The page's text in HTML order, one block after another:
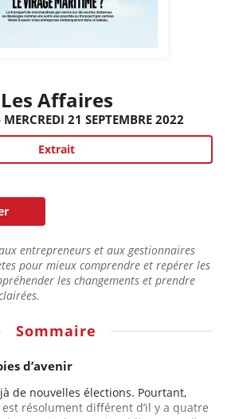
Les Affaires
21 SEPTEMBRE 2022
Extrait
entrepreneurs et aux gestionnaires
pour mieux comprendre et repérer les
les changements et prendre
Sommaire
d’avenir
de nouvelles élections. Pourtant,
résolument différent d’il y a quatre